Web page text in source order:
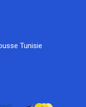
Tunisie